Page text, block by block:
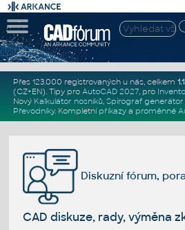
Přes 123.000 registrovaných u nás, celkem
(CZ+EN). Tipy pro AutoCAD 2027, pro
Nový Kalkulátor nosníků, Spirograf generátor
Převodníky. Kompletní příkazya proměnné
Diskuzní fórum,
CAD diskuze, rady, výměna